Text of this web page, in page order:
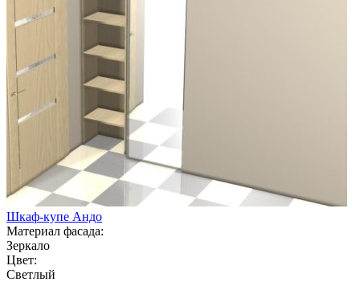
Шкаф-купе Андо
Материал фасада:
Зеркало
Цвет:
Светлый